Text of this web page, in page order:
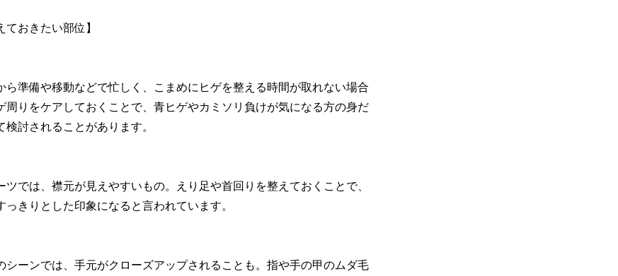
ておきたい部位】
ら準備や移動などで忙しく、こまめにヒゲを整える時間が取れない場合
周りをケアしておくことで、青ヒゲやカミソリ負けが気になる方の身だ
検討されることがあります。
ツでは、襟元が見えやすいもの。えり足や首回りを整えておくことで、
っきりとした印象になると言われています。
シーンでは、手元がクローズアップされることも。指や手の甲のムダ毛